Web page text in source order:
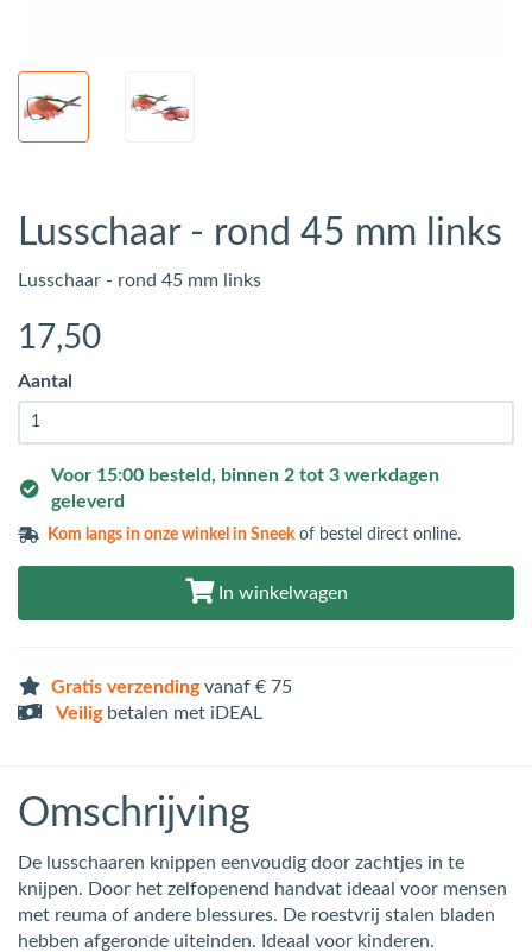
Lusschaar - rond 45 mm links
Lusschaar - rond 45 mm links
17,50
Aantal
Voor 15:00 besteld, binnen 2 tot 3 werkdagen
geleverd
Kom langs inonze winkel in Sneek of bestel direct online.
In winkelwagen
Gratis verzendingvanaf € 75
Veiligbetalen met iDEAL
Omschrijving
De lusschaaren knippen eenvoudig door zachtjes in te
knijpen. Door het zelfopenend handvat ideaal voor mensen
met reuma of andere blessures. De roestvrij stalen bladen
hebben afgeronde uiteinden. Ideaal voor kinderen.